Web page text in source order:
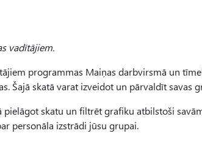
vadītājiem.
programmas Maiņas darbvirsmā un
Šajā skatā varat izveidot un pārvaldīt savas
pielāgot skatu un filtrēt grafiku atbilstoši
personāla izstrādi jūsu grupai.